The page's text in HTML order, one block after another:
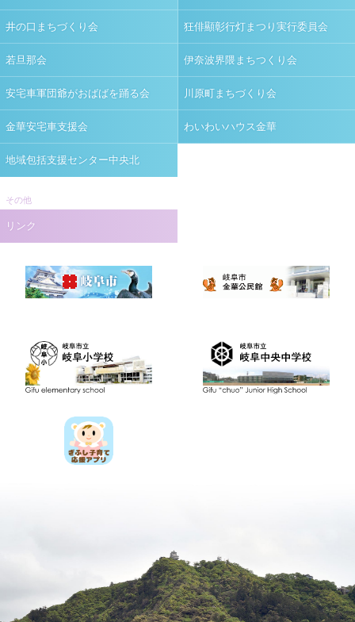
井の口まちづくり会 狂俳顯彰行灯まつり実行委員会
若旦那会 伊奈波界隈まちつくり会
安宅車軍団爺がおばばを踊る会 川原町まちづくり会
金華安宅車支援会 わいわいハウス金華
地域包括支援センター中央北
その他
リンク